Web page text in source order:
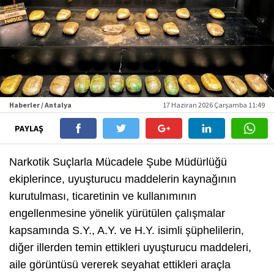
Haberler / Antalya 17 Haziran 2026 Çarşamba 11:49
PAYLAŞ
Narkotik Suçlarla Mücadele Şube Müdürlüğü
ekiplerince, uyuşturucu maddelerin kaynağının
kurutulması, ticaretinin ve kullanımının
engellenmesine yönelik yürütülen çalışmalar
kapsamında S.Y., A.Y. ve H.Y. isimli şüphelilerin,
diğer illerden temin ettikleri uyuşturucu maddeleri,
aile görüntüsü vererek seyahat ettikleri araçla